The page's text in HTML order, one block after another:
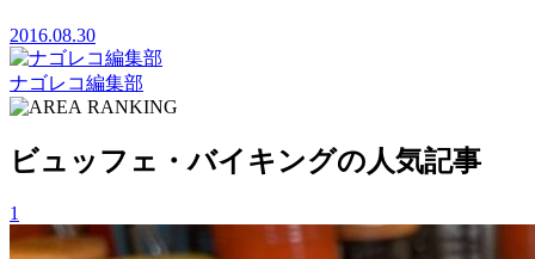
2016.08.30
ナゴレコ編集部
RANKING
ビュッフェ・バイキングの人気記事
1